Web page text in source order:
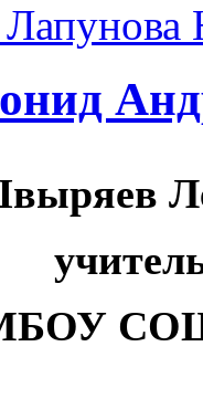
СОШ